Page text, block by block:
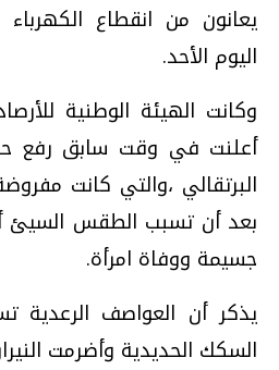
يعانون من انقطاع
اليوم الأحد.
وكانت الهيئة الوطنية
أعلنت في وقت سابق رفع
بعد أن تسبب الطقس
جسيمة ووفاة امرأة.
يذكر أن العواصف الرعدية
السكك الحديدية وأضرمت